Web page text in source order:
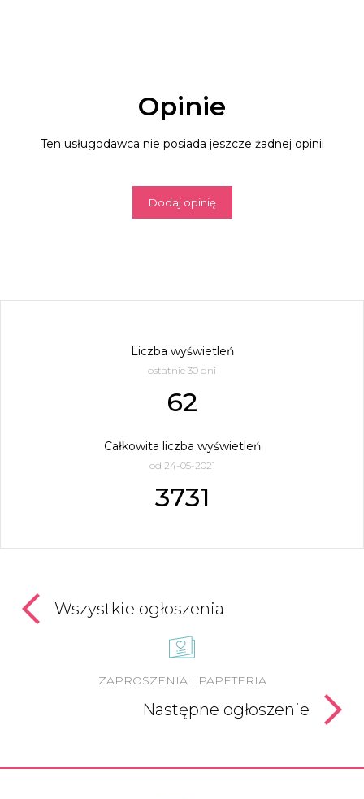
Opinie
Ten usługodawca nie posiada jeszcze żadnej opinii
Dodaj opinię
Liczba wyświetleń
ostatnie 30 dni
62
Całkowita liczba wyświetleń
od 24-05-2021
3731
Wszystkie ogłoszenia
ZAPROSZENIA I PAPETERIA
Następne ogłoszenie